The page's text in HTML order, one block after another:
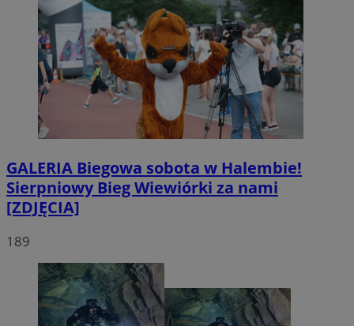
GALERIA Biegowa sobota w Halembie!
Sierpniowy Bieg Wiewiórki za nami
[ZDJĘCIA]
189